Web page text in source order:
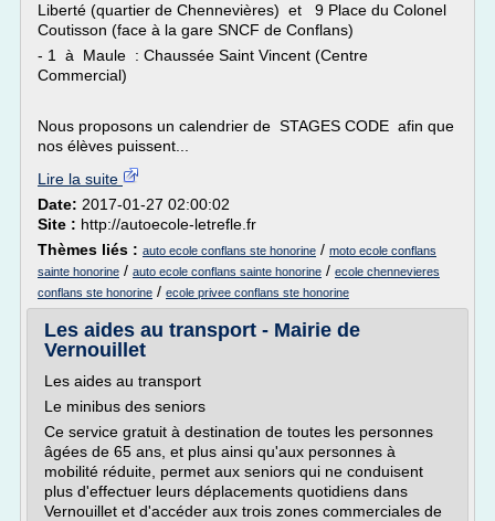
Liberté (quartier de Chennevières) et 9 Place du Colonel
Coutisson (face à la gare SNCF de Conflans)
- 1 à Maule : Chaussée Saint Vincent (Centre
Commercial)
Nous proposons un calendrier de STAGES CODE afin que
nos élèves puissent...
Lire la suite
Date: 2017-01-27 02:00:02
Site : http://autoecole-letrefle.fr
Thèmes liés : auto ecole conflans ste honorine / moto ecole conflans
sainte honorine / auto ecole conflans sainte honorine / ecole chennevieres
conflans ste honorine / ecole privee conflans ste honorine
Les aides au transport - Mairie de
Vernouillet
Les aides au transport
Le minibus des seniors
Ce service gratuit à destination de toutes les personnes
âgées de 65 ans, et plus ainsi qu'aux personnes à
mobilité réduite, permet aux seniors qui ne conduisent
plus d'effectuer leurs déplacements quotidiens dans
Vernouillet et d'accéder aux trois zones commerciales de